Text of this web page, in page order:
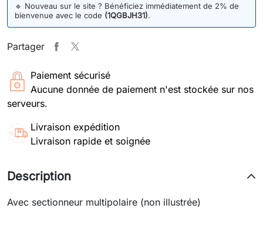
🔹 Nouveau sur le site ? Bénéficiez immédiatement de 2% de
bienvenue avec le code (1QGBJH31).
Partager
Paiement sécurisé
Aucune donnée de paiement n'est stockée sur nos
serveurs.
Livraison expédition
Livraison rapide et soignée
Description
Avec sectionneur multipolaire (non illustrée)